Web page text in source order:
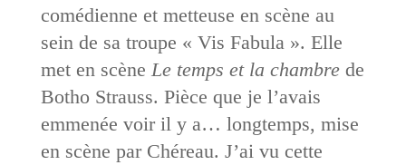
comédienne et metteuse en scène au
sein de sa troupe « Vis Fabula ». Elle
met en scène Le temps et la chambrede
Botho Strauss. Pièce que je l’avais
emmenée voir il y a… longtemps, mise
en scène par Chéreau. J’ai vu cette